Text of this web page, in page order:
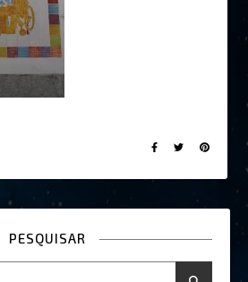
PESQUISAR